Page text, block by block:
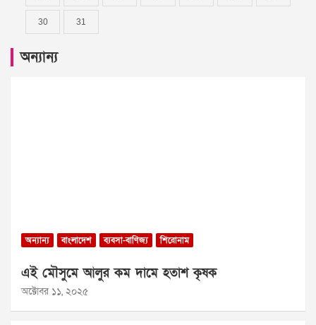
30 31
অন্যান্য
অন্যান্য বাংলাদেশ ব্যবসা-বাণিজ্য শিরোনাম
এই মৌসুমে আলুর কম দামে হতাশ কৃষক
অক্টোবর ১১, ২০২৫